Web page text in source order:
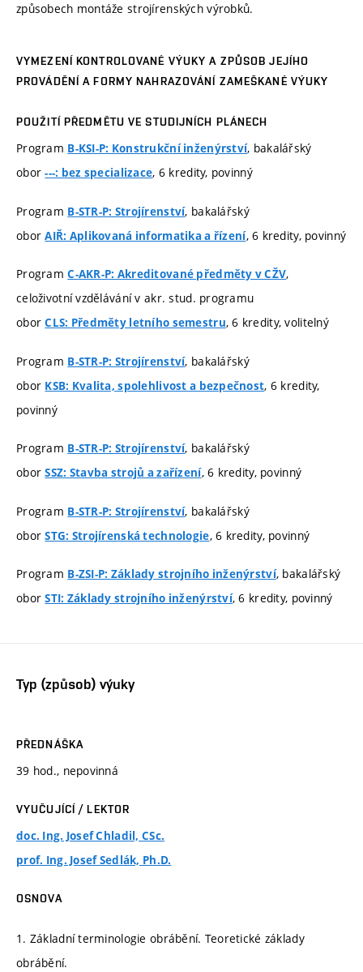
způsobech montáže strojírenských výrobků.
VYMEZENÍ KONTROLOVANÉ VÝUKY A ZPŮSOB JEJÍHO
PROVÁDĚNÍ A FORMY NAHRAZOVÁNÍ ZAMEŠKANÉ VÝUKY
POUŽITÍ PŘEDMĚTU VE STUDIJNÍCH PLÁNECH
Program B-KSI-P: Konstrukční inženýrství, bakalářský
obor---: bez specializace, 6 kredity, povinný
Program B-STR-P: Strojírenství, bakalářský
oborAIŘ: Aplikovaná informatika a řízení, 6 kredity, povinný
ProgramC-AKR-P: Akreditované předměty v CŽV,
celoživotní vzdělávání v akr. stud. programu
oborCLS: Předměty letního semestru, 6 kredity, volitelný
Program B-STR-P: Strojírenství, bakalářský
obor KSB: Kvalita, spolehlivost a bezpečnost, 6 kredity,
povinný
Program B-STR-P: Strojírenství, bakalářský
oborSSZ: Stavba strojů a zařízení, 6 kredity, povinný
Program B-STR-P: Strojírenství, bakalářský
oborSTG: Strojírenská technologie, 6 kredity, povinný
Program B-ZSI-P: Základy strojního inženýrství, bakalářský
oborSTI: Základy strojního inženýrství, 6 kredity, povinný
Typ (způsob) výuky
PŘEDNÁŠKA
39 hod., nepovinná
VYUČUJÍCÍ / LEKTOR
doc. Ing. Josef Chladil, CSc.
prof. Ing. Josef Sedlák, Ph.D.
OSNOVA
1. Základní terminologie obrábění. Teoretické základy
obrábění.